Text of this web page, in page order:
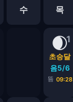
수 목
1
🌒
초승달
음5/6
뜸 09:28